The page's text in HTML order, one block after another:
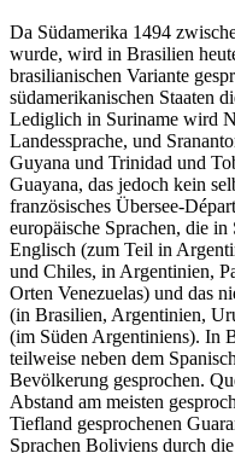
Da Südamerika 1494
wurde, wird in Brasilien
brasilianischen Variante
südamerikanischen Staaten
Lediglich in Suriname wird
Landessprache, und
Guyana und Trinidad und
Guayana, das jedoch kein
französisches Übersee-
europäische Sprachen, die
Englisch (zum Teil in
und Chiles, in Argentinien,
Orten Venezuelas) und das
(in Brasilien, Argentinien,
(im Süden Argentiniens). In
teilweise neben dem
Bevölkerung gesprochen.
Abstand am meisten
Tiefland gesprochenen
Sprachen Boliviens durch